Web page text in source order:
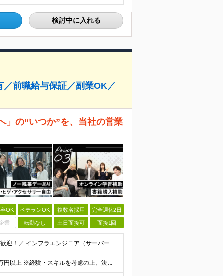
検討中に入れる
前職給与保証／副業OK／
」の“いつか”を、当社の営業
OK ベテランOK 複数名採用 完全週休2日
業 転勤なし 土日面接可 面接1回
＼運用・保守・監視フェーズからのステップアップも大歓迎！／ インフラエンジニア（サーバー、ネットワーク、クラウド等）の実務経験をお持ちの方 ★学歴不問 ★第二新卒OK ＜こんな方にピッタリです＞ ・
＼前職給与保証｜年収150万円UP実績あり！／ 月給30万円以上 ※経験・スキルを考慮の上、決定します。 ※上記月給には固定残業代（35時間分／5万2,500円～）を含みます ※固定残業代は給与に応